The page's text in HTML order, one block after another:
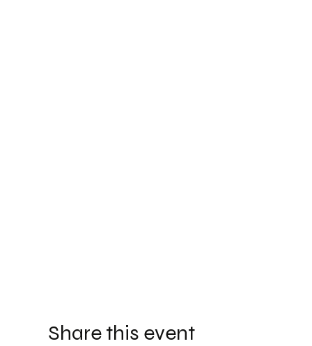
Share this event